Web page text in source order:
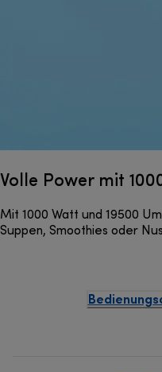
Volle Power mit
Mit 1000 Watt und 19500
Suppen, Smoothies oder